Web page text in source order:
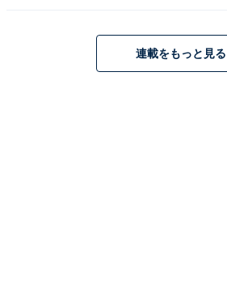
連載をもっと見る